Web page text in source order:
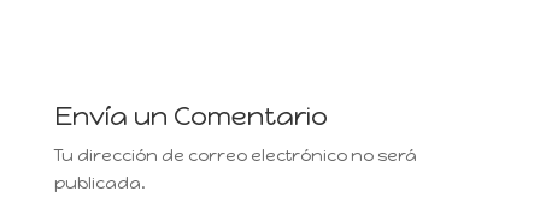
Envía un Comentario
Tu dirección de correo electrónico no será
publicada.